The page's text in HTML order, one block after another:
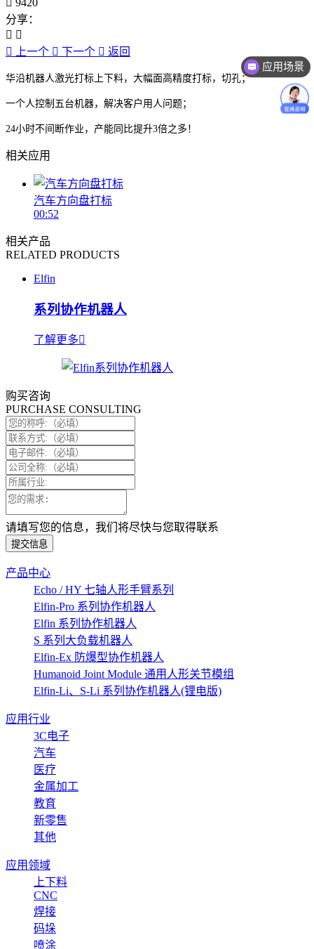
分享：
上一个 下一个 返回
华沿机器人激光打标上下料，大幅面高精度打标，切孔；
一个人控制五台机器，解决客户用人问题；
24小时不间断作业，产能同比提升3倍之多！
相关应用
汽车方向盘打标
00:52
相关产品
RELATED PRODUCTS
Elfin
系列协作机器人
了解更多
购买咨询
PURCHASE CONSULTING
请填写您的信息，我们将尽快与您取得联系
提交信息
产品中心
Echo / HY 七轴人形手臂系列
Elfin-Pro 系列协作机器人
Elfin 系列协作机器人
S 系列大负载机器人
Elfin-Ex 防爆型协作机器人
Humanoid Joint Module 通用人形关节模组
Elfin-Li、S-Li 系列协作机器人(锂电版)
应用行业
3C电子
汽车
医疗
金属加工
教育
新零售
其他
应用领域
上下料
CNC
焊接
码垛
喷涂
应用场景